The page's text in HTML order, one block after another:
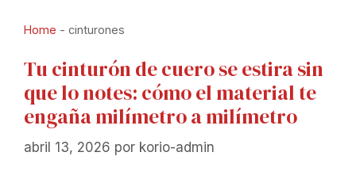
Home - cinturones
Tu cinturón de cuero se estira sin
que lo notes: cómo el material te
engaña milímetro a milímetro
abril 13, 2026 por korio-admin